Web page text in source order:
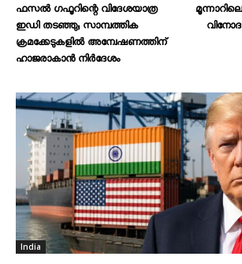
ഫസൽ ഗഫൂറിന്റെ വിദേശയാത്ര
ഇഡി തടഞ്ഞു; സാമ്പത്തിക
ക്രമക്കേടുകളിൽ‌ അന്വേഷണത്തിന്
ഹാജരാകാൻ നിർദേശം
India